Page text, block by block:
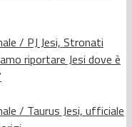
/ PJ Jesi, Stronati
riportare Jesi dove è
/ Taurus Jesi, ufficiale